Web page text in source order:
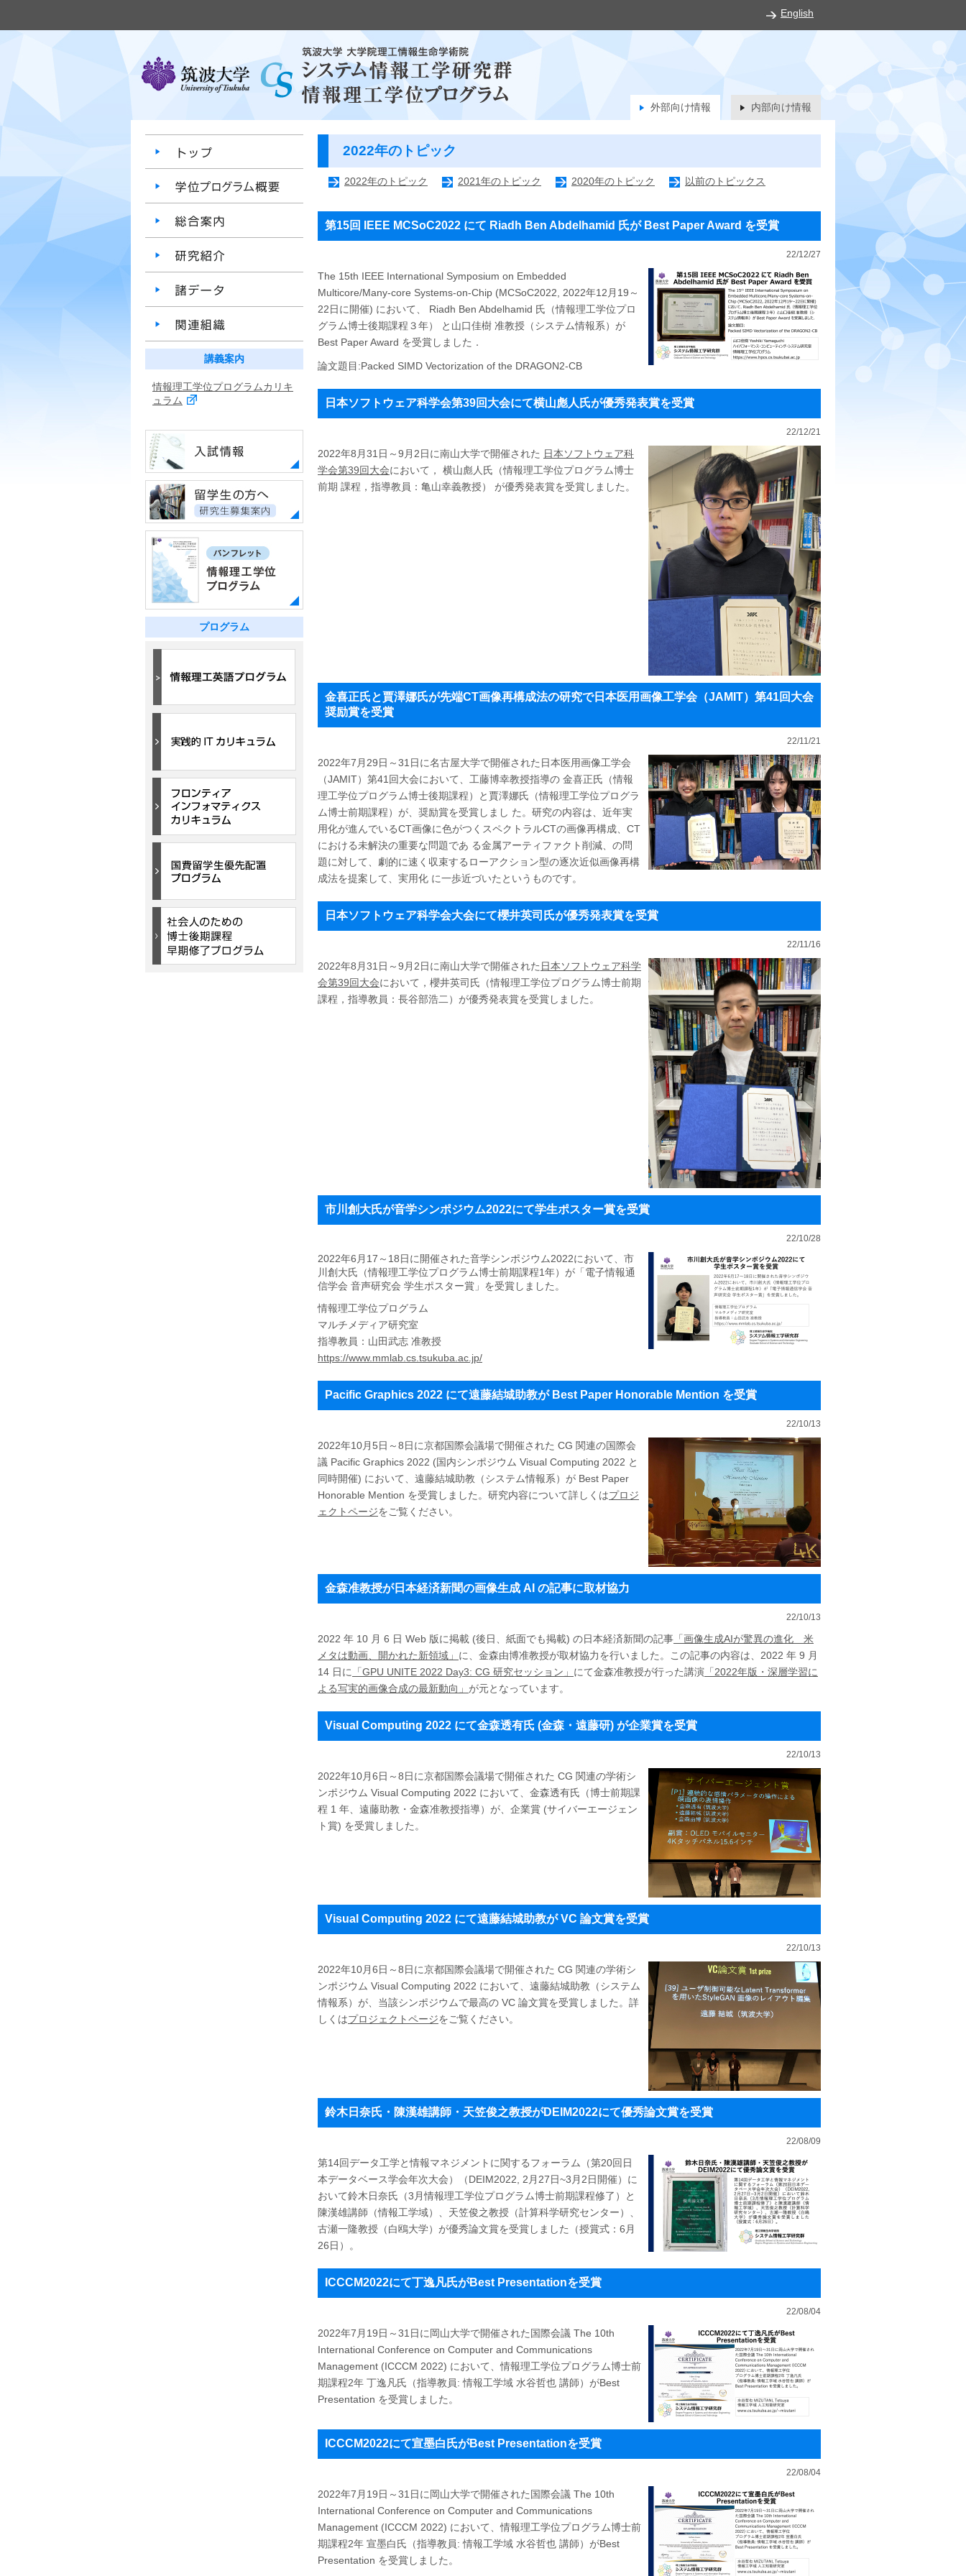
English
外部向け情報 内部向け情報
講義案内
情報理工学位プログラムカリキ
ュラム
プログラム
2022年のトピック
2022年のトピック 2021年のトピック 2020年のトピック 以前のトピックス
第15回 IEEE MCSoC2022 にて Riadh Ben Abdelhamid 氏が Best Paper Award を受賞
22/12/27
The 15th IEEE International Symposium on Embedded
Multicore/Many-core Systems-on-Chip (MCSoC2022, 2022年12月19～
22日に開催) において、 Riadh Ben Abdelhamid 氏（情報理工学位プロ
グラム博士後期課程３年） と山口佳樹 准教授（システム情報系）が
Best Paper Award を受賞しました．
論文題目:Packed SIMD Vectorization of the DRAGON2-CB
日本ソフトウェア科学会第39回大会にて横山彪人氏が優秀発表賞を受賞
22/12/21
2022年8月31日～9月2日に南山大学で開催された 日本ソフトウェア科
学会第39回大会において， 横山彪人氏（情報理工学位プログラム博士
前期 課程，指導教員：亀山幸義教授） が優秀発表賞を受賞しました。
金喜正氏と賈澤娜氏が先端CT画像再構成法の研究で日本医用画像工学会（JAMIT）第41回大会
奨励賞を受賞
22/11/21
2022年7月29日～31日に名古屋大学で開催された日本医用画像工学会
（JAMIT）第41回大会において、工藤博幸教授指導の 金喜正氏（情報
理工学位プログラム博士後期課程）と賈澤娜氏（情報理工学位プログラ
ム博士前期課程）が、奨励賞を受賞しまし た。研究の内容は、近年実
用化が進んでいるCT画像に色がつくスペクトラルCTの画像再構成、CT
における未解決の重要な問題であ る金属アーティファクト削減、の問
題に対して、劇的に速く収束するローアクション型の逐次近似画像再構
成法を提案して、実用化 に一歩近づいたというものです。
日本ソフトウェア科学会大会にて櫻井英司氏が優秀発表賞を受賞
22/11/16
2022年8月31日～9月2日に南山大学で開催された 日本ソフトウェア科学
会第39回大会において，櫻井英司氏（情報理工学位プログラム博士前期
課程，指導教員：長谷部浩二）が優秀発表賞を受賞しました。
市川創大氏が音学シンポジウム2022にて学生ポスター賞を受賞
22/10/28
2022年6月17～18日に開催された音学シンポジウム2022において、市
川創大氏（情報理工学位プログラム博士前期課程1年）が「電子情報通
信学会 音声研究会 学生ポスター賞」を受賞しました。
情報理工学位プログラム
マルチメディア研究室
指導教員：山田武志 准教授
https://www.mmlab.cs.tsukuba.ac.jp/
Pacific Graphics 2022 にて遠藤結城助教が Best Paper Honorable Mention を受賞
22/10/13
2022年10月5日～8日に京都国際会議場で開催された CG 関連の国際会
議 Pacific Graphics 2022 (国内シンポジウム Visual Computing 2022 と
同時開催) において、遠藤結城助教（システム情報系）が Best Paper
Honorable Mention を受賞しました。研究内容について詳しくはプロジ
ェクトページをご覧ください。
金森准教授が日本経済新聞の画像生成 AI の記事に取材協力
22/10/13
2022 年 10 月 6 日 Web 版に掲載 (後日、紙面でも掲載) の日本経済新聞の記事 「画像生成AIが驚異の進化 米
メタは動画、開かれた新領域」 に、金森由博准教授が取材協力を行いました。この記事の内容は、2022 年 9 月
14 日に
「GPU UNITE 2022 Day3: CG 研究セッション」 にて金森准教授が行った講演 「2022年版・深層学習に
よる写実的画像合成の最新動向」 が元となっています。
Visual Computing 2022 にて金森透有氏 (金森・遠藤研) が企業賞を受賞
22/10/13
2022年10月6日～8日に京都国際会議場で開催された CG 関連の学術シ
ンポジウム Visual Computing 2022 において、金森透有氏（博士前期課
程 1 年、遠藤助教・金森准教授指導）が、企業賞 (サイバーエージェン
ト賞) を受賞しました。
Visual Computing 2022 にて遠藤結城助教が VC 論文賞を受賞
22/10/13
2022年10月6日～8日に京都国際会議場で開催された CG 関連の学術シ
ンポジウム Visual Computing 2022 において、遠藤結城助教（システム
情報系）が、当該シンポジウムで最高の VC 論文賞を受賞しました。詳
しくはプロジェクトページをご覧ください。
鈴木日奈氏・陳漢雄講師・天笠俊之教授がDEIM2022にて優秀論文賞を受賞
22/08/09
第14回データ工学と情報マネジメントに関するフォーラム（第20回日
本データベース学会年次大会）（DEIM2022, 2月27日~3月2日開催）に
おいて鈴木日奈氏（3月情報理工学位プログラム博士前期課程修了）と
陳漢雄講師（情報工学域）、天笠俊之教授（計算科学研究センター）、
古瀬一隆教授（白鴎大学）が優秀論文賞を受賞しました（授賞式：6月
26日）。
ICCCM2022にて丁逸凡氏がBest Presentationを受賞
22/08/04
2022年7月19日～31日に岡山大学で開催された国際会議 The 10th
International Conference on Computer and Communications
Management (ICCCM 2022) において、情報理工学位プログラム博士前
期課程2年 丁逸凡氏（指導教員: 情報工学域 水谷哲也 講師）がBest
Presentation を受賞しました。
ICCCM2022にて宣墨白氏がBest Presentationを受賞
22/08/04
2022年7月19日～31日に岡山大学で開催された国際会議 The 10th
International Conference on Computer and Communications
Management (ICCCM 2022) において、情報理工学位プログラム博士前
期課程2年 宣墨白氏（指導教員: 情報工学域 水谷哲也 講師）がBest
Presentation を受賞しました。